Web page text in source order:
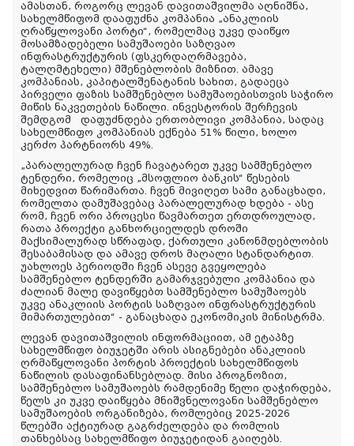
ამასთან, როგორც ლევან დავითაშვილმა აღნიშნა,
სახელმწიფომ დააფუძნა კომპანია „ანაკლიის
ღრაწყლოვანი პორტი“, რომელმაც უკვე დაიწყო
მოსამზადებელი სამუშაოები საზღვაო
ინფრასტრუქტურის (ფსკერდაღრმავება,
ტალღმტეხელი) მშენებლობის მიზნით. ამავე
კომპანიას, კაპიტალშენატანის სახით, გადაეცა
პირველი ფაზის სამშენებლო სამუშაოებისთვის საჭირო
მიწის ნაკვეთების ნაწილი. ინვესტორის შერჩევის
შემდგომ დაფუძნდება ერთობლივი კომპანია, სადაც
სახელმწიფო კომპანიას ექნება 51% წილი, ხოლო
კერძო პარტნიორს 49%.
„პარალელურად ჩვენ ჩავატარეთ უკვე სამშენებლო
ტენდერი, რომელიც „მსოფლიო ბანკის“ წესების
მიხედვით წარიმართა. ჩვენ მივიღეთ სამი განაცხადი,
რომელთა დამუშავებაც პარალელურად ხდება - ასე
რომ, ჩვენ ორი პროცესი წავმართეთ ერთდროულად,
რათა პროექტი განხორციელდეს დროში
მაქსიმალურად სწრაფად, ქართული კანონმდებლობის
შესაბამისად და ამავე დროს მაღალი სტანდარტით.
უახლოეს პერიოდში ჩვენ ასევე გვეყოლება
სამშენებლო ტენდერში გამარჯვებული კომპანია და
ძალიან მალე დავიწყებთ სამშენებლო სამუშაოებს
უკვე ანაკლიის პორტის საზღვაო ინფრასტრუქტურის
მიმართულებით“ - განაცხადა ეკონომიკის მინისტრმა.
ლევან დავითაშვილის ინფორმაციით, ამ ეტაპზე
სახელმწიფო ბიუჯეტში არის ასიგნებები ანაკლიის
ღრმაწყლოვანი პორტის პროექტის სახელმწიფოს
ნაწილის დასაფინანსებლად. მისი პროგნოზით,
სამშენებლო სამუშაოებს რამდენიმე წელი დაჭირდება,
წელს კი უკვე დაიწყება მნიშვნელოვანი სამშენებლო
სამუშაოების ორგანიზება, რომლებიც 2025-2026
წლებში აქტიურად გაგრძელდება და რომლის
თანხებსაც სახელმწიფო ბიუჯეტიდან გაიღებს.